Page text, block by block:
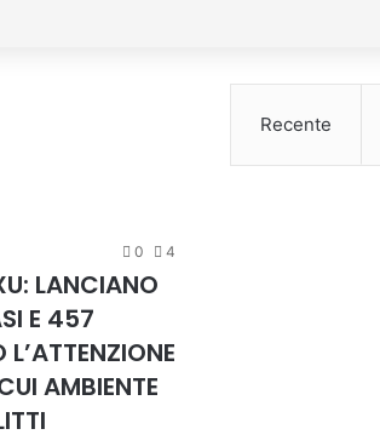
0 4
LANCIANO
E 457
AMBIENTE
Recente